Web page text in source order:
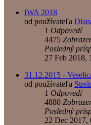
IWA 2018
od používateľa
1 Odpovedí
4475
Posledný
27 Feb 2018,
31.12.2015 -
od používateľa
1 Odpovedí
4880
Posledný
22 Dec 2017,